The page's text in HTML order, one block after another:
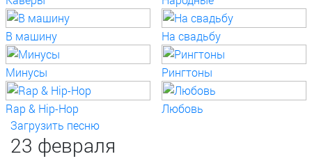
В машину На свадьбу
Минусы Рингтоны
Rap & Hip-Hop
Любовь
Загрузить песню
23 февраля